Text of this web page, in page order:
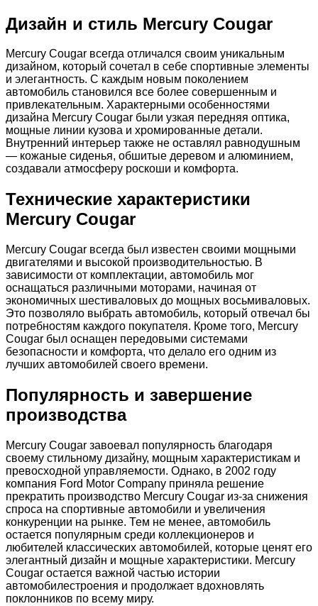
Дизайн и стиль Mercury Cougar
Mercury Cougar всегда отличался своим уникальным
дизайном, который сочетал в себе спортивные элементы
и элегантность. С каждым новым поколением
автомобиль становился все более совершенным и
привлекательным. Характерными особенностями
дизайна Mercury Cougar были узкая передняя оптика,
мощные линии кузова и хромированные детали.
Внутренний интерьер также не оставлял равнодушным
— кожаные сиденья, обшитые деревом и алюминием,
создавали атмосферу роскоши и комфорта.
Технические характеристики
Mercury Cougar
Mercury Cougar всегда был известен своими мощными
двигателями и высокой производительностью. В
зависимости от комплектации, автомобиль мог
оснащаться различными моторами, начиная от
экономичных шестиваловых до мощных восьмиваловых.
Это позволяло выбрать автомобиль, который отвечал бы
потребностям каждого покупателя. Кроме того, Mercury
Cougar был оснащен передовыми системами
безопасности и комфорта, что делало его одним из
лучших автомобилей своего времени.
Популярность и завершение
производства
Mercury Cougar завоевал популярность благодаря
своему стильному дизайну, мощным характеристикам и
превосходной управляемости. Однако, в 2002 году
компания Ford Motor Company приняла решение
прекратить производство Mercury Cougar из-за снижения
спроса на спортивные автомобили и увеличения
конкуренции на рынке. Тем не менее, автомобиль
остается популярным среди коллекционеров и
любителей классических автомобилей, которые ценят его
элегантный дизайн и мощные характеристики. Mercury
Cougar остается важной частью истории
автомобилестроения и продолжает вдохновлять
поклонников по всему миру.